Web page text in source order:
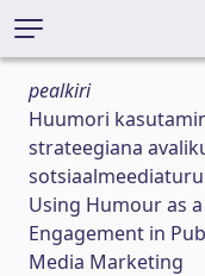
pealkiri
Huumori
strateegiana
Using Humour as
Engagement in
Media Marketing